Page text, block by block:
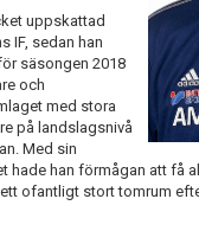
uppskattad
IF, sedan han
säsongen 2018
och
med stora
på landslagsnivå
Med sin
hade han förmågan att få
ofantligt stort tomrum